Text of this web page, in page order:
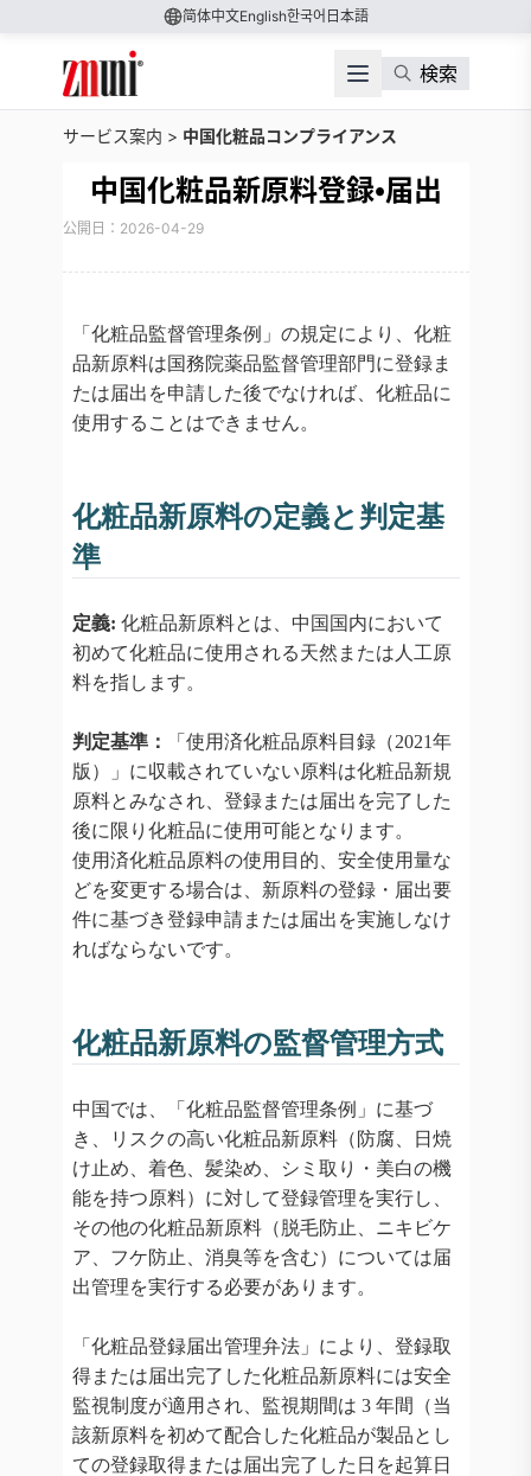
简体中文English한국어 日本語
検索
サービス案内 > 中国化粧品コンプライアンス
中国化粧品新原料登録・届出
公開日：2026-04-29
「化粧品監督管理条例」の規定により、化粧
品新原料は国務院薬品監督管理部門に登録ま
たは届出を申請した後でなければ、化粧品に
使用することはできません。
化粧品新原料の定義と判定基
準
定義: 化粧品新原料とは、中国国内において
初めて化粧品に使用される天然または人工原
料を指します。
判定基準：
「使用済化粧品原料目録（2021年
版）」に収載されていない原料は化粧品新規
原料とみなされ、登録または届出を完了した
後に限り化粧品に使用可能となります。
使用済化粧品原料の使用目的、安全使用量な
どを変更する場合は、新原料の登録・届出要
件に基づき登録申請または届出を実施しなけ
ればならないです。
化粧品新原料の監督管理方式
中国では、「化粧品監督管理条例」に基づ
き、リスクの高い化粧品新原料（防腐、日焼
け止め、着色、髪染め、シミ取り・美白の機
能を持つ原料）に対して登録管理を実行し、
その他の化粧品新原料（脱毛防止、ニキビケ
ア、フケ防止、消臭等を含む）については届
出管理を実行する必要があります。
「化粧品登録届出管理弁法」により、登録取
得または届出完了した化粧品新原料には安全
監視制度が適用され、監視期間は 3 年間（当
該新原料を初めて配合した化粧品が製品とし
ての登録取得または届出完了した日を起算日